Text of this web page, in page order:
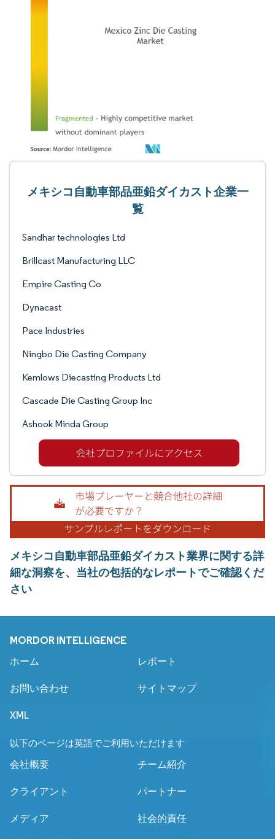
メキシコ自動車部品亜鉛ダイカスト企業一
覧
Sandhar technologies Ltd
Brillcast Manufacturing LLC
Empire Casting Co
Dynacast
Pace Industries
Ningbo Die Casting Company
Kemlows Diecasting Products Ltd
Cascade Die Casting Group Inc
Ashook Minda Group
メキシコ自動車部品亜鉛ダイカスト業界に関する詳
細な洞察を、当社の包括的なレポートでご確認くだ
さい
MORDOR INTELLIGENCE
ホーム レポート
お問い合わせ サイトマップ
XML
以下のページは英語でご利用いただけます
会社概要 チーム紹介
クライアント パートナー
メディア 社会的責任